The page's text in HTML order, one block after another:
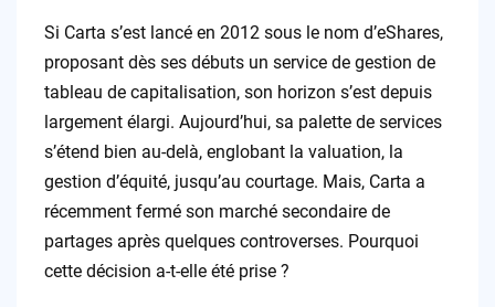
Si Carta s’est lancé en 2012 sous le nom d’eShares,
proposant dès ses débuts un service de gestion de
tableau de capitalisation, son horizon s’est depuis
largement élargi. Aujourd’hui, sa palette de services
s’étend bien au-delà, englobant la valuation, la
gestion d’équité, jusqu’au courtage. Mais, Carta a
récemment fermé son marché secondaire de
partages après quelques controverses. Pourquoi
cette décision a-t-elle été prise ?